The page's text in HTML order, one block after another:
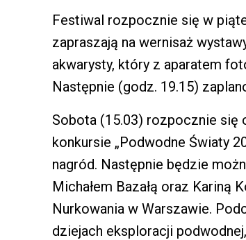
Festiwal rozpocznie się w
zapraszają na wernisaż
akwarysty, który z aparatem
Następnie (godz. 19.15)
Sobota (15.03) rozpocznie się
konkursie „Podwodne Światy
nagród. Następnie będzie
Michałem Bazałą oraz Kariną
Nurkowania w Warszawie.
dziejach eksploracji